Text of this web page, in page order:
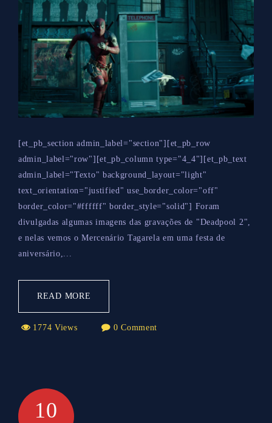
[et_pb_section admin_label="section"][et_pb_row
admin_label="row"][et_pb_column type="4_4"][et_pb_text
admin_label="Texto" background_layout="light"
text_orientation="justified" use_border_color="off"
border_color="#ffffff" border_style="solid"] Foram
divulgadas algumas imagens das gravações de "Deadpool 2",
e nelas vemos o Mercenário Tagarela em uma festa de
aniversário,...
READ MORE
1774 Views 0 Comment
10